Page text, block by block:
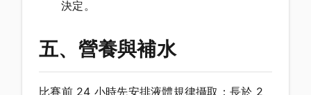
決定。
五、營養與補水
比賽前 24 小時先安排液體規律攝取；長於 2